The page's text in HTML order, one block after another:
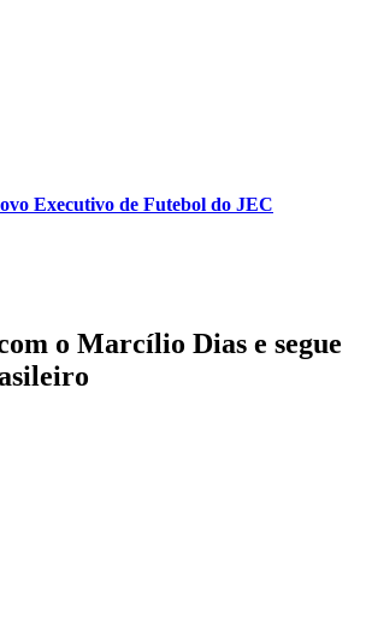
Executivo de Futebol do JEC
o Marcílio Dias e segue